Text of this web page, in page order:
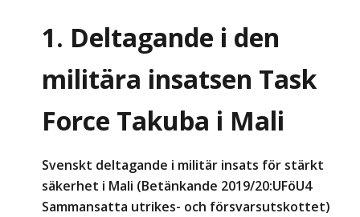
1. Deltagande i den
militära insatsen Task
Force Takuba i Mali
Svenskt deltagande i militär insats för stärkt
säkerhet i Mali (Betänkande 2019/20:UFöU4
Sammansatta utrikes- och försvarsutskottet)